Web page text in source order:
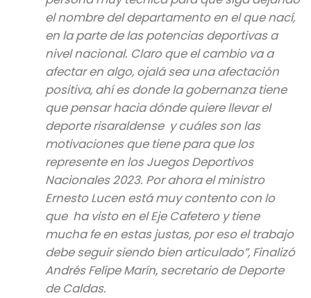
el nombre del departamento en el que nací,
en la parte de las potencias deportivas a
nivel nacional. Claro que el cambio va a
afectar en algo, ojalá sea una afectación
positiva, ahí es donde la gobernanza tiene
que pensar hacia dónde quiere llevar el
deporte risaraldense y cuáles son las
motivaciones que tiene para que los
represente en los Juegos Deportivos
Nacionales 2023. Por ahora el ministro
Ernesto Lucen está muy contento con lo
que ha visto en el Eje Cafetero y tiene
mucha fe en estas justas, por eso el trabajo
debe seguir siendo bien articulado”, Finalizó
Andrés Felipe Marín, secretario de Deporte
de Caldas.